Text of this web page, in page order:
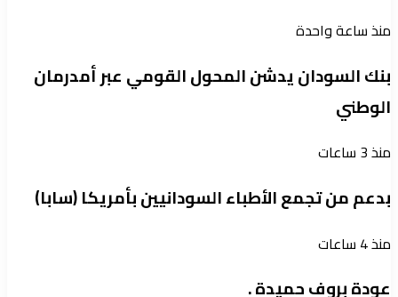
منذ ساعة واحدة
بنك السودان يدشن المحول القومي عبر أمدرمان
الوطني
منذ 3 ساعات
بدعم من تجمع الأطباء السودانيين بأمريكا (سابا)
منذ 4 ساعات
عودة بروف حميدة .